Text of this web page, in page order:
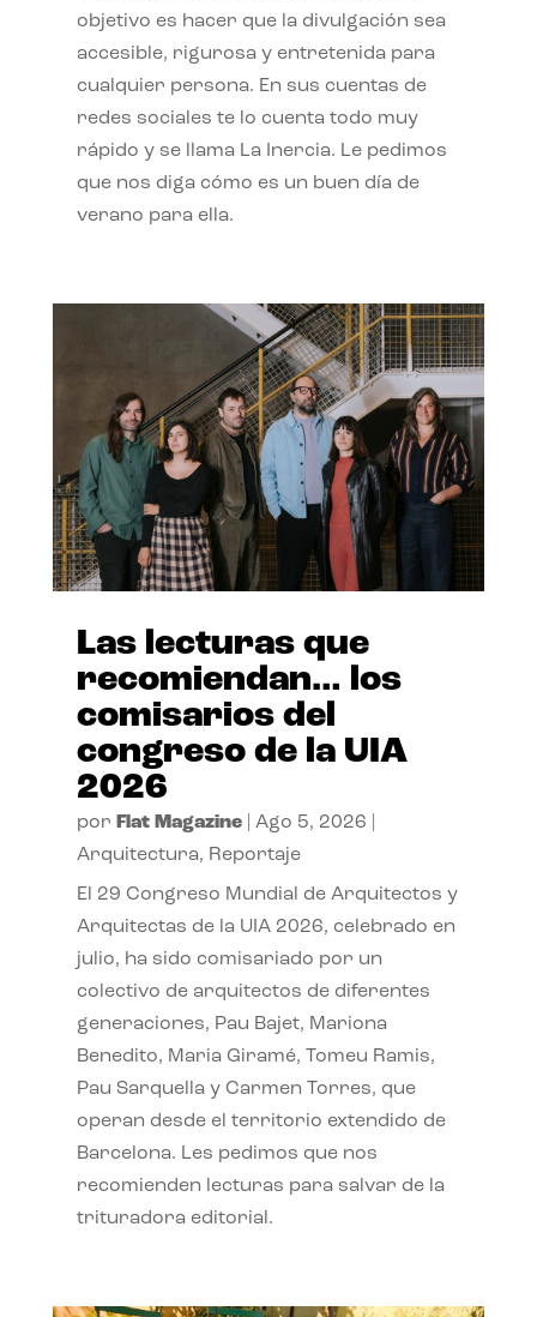
objetivo es hacer que la divulgación sea
accesible, rigurosa y entretenida para
cualquier persona. En sus cuentas de
redes sociales te lo cuenta todo muy
rápido y se llama La Inercia. Le pedimos
que nos diga cómo es un buen día de
verano para ella.
Las lecturas que
recomiendan… los
comisarios del
congreso de la UIA
2026
por Flat Magazine| Ago 5, 2026
Arquitectura, Reportaje
El 29 Congreso Mundial de Arquitectos y
Arquitectas de la UIA 2026, celebrado en
julio, ha sido comisariado por un
colectivo de arquitectos de diferentes
generaciones, Pau Bajet, Mariona
Benedito, Maria Giramé, Tomeu Ramis,
Pau Sarquella y Carmen Torres, que
operan desde el territorio extendido de
Barcelona. Les pedimos que nos
recomienden lecturas para salvar de la
trituradora editorial.